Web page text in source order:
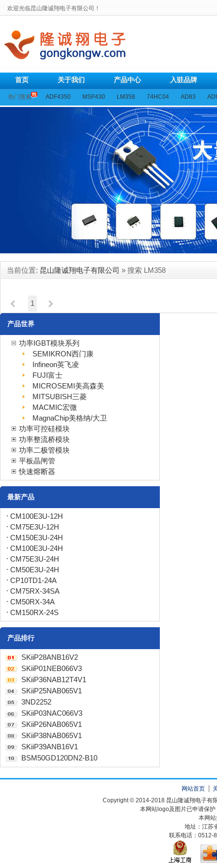
欢迎光临昆山隆诚翔电子有限公司！
首页 关于我们 产品中心 入驻品牌
热门搜索 ADF4350 MSP430 LM358 74HC04 AD83
当前位置: 昆山隆诚翔电子有限公司 » 搜索 LM358
暂时还没有产品...
1
产品世界
功率IGBT模块系列
SEMIKRON西门康
Infineon英飞凌
FUJI富士
MICROSEMI美高森美
MITSUBISH三菱
MACMIC宏微
MagnaChip美格纳/大卫
功率可控硅模块
功率整流桥模块
功率二极管模块
平板晶闸管
快速熔断器
最新产品
CM100E3U-12H
CM75E3U-12H
CM150E3U-24H
CM100E3U-24H
CM75E3U-24H
CM50E3U-24H
CP10TD1-24A
CM75RX-34SA
CM50RX-34A
CM150RX-24S
产品排行
SKiiP28ANB16V2
SKiiP01NEB066V3
SKiiP36NAB12T4V1
SKiiP25NAB065V1
3ND2252
SKiiP03NAC066V3
SKiiP26NAB065V1
SKiiP38NAB065V1
SKiiP39ANB16V1
BSM50GD120DN2-B10
网站首页
Copyright © 2014-2018 昆山隆诚翔电子有
本网站logo及图片已申请保
本网
地址：江
联系电话：0512-